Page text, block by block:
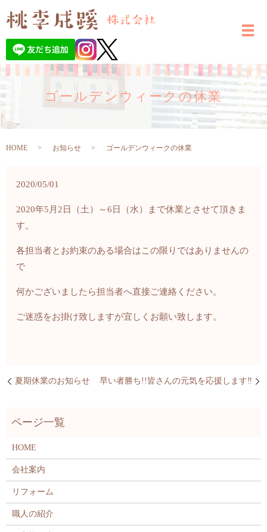
ゴールデンウィークの休業
HOME お知らせ ゴールデンウィークの休業
2020/05/01
2020年5月2日（土）～6日（水）まで休業とさせて頂きま
す。
各担当者とお約束のある場合はこの限りではありませんの
で
何かございましたら担当者へ直接ご連絡ください。
ご迷惑をお掛け致しますが宜しくお願い致します。
夏期休業のお知らせ 早い者勝ち!!皆さんの元気を応援します‼
HOME
会社案内
リフォーム
職人の紹介